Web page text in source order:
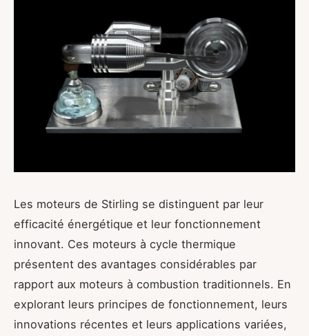
Les moteurs de Stirling se distinguent par leur
efficacité énergétique et leur fonctionnement
innovant. Ces moteurs à cycle thermique
présentent des avantages considérables par
rapport aux moteurs à combustion traditionnels. En
explorant leurs principes de fonctionnement, leurs
innovations récentes et leurs applications variées,